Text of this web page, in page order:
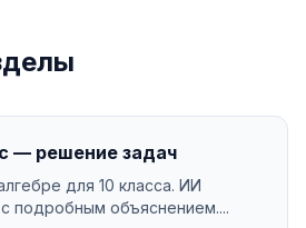
— решение задач
для 10 класса. ИИ
подробным объяснением....